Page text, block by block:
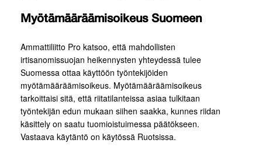
Myötämääräämisoikeus Suomeen
Ammattiliitto Pro katsoo, että mahdollisten
irtisanomissuojan heikennysten yhteydessä tulee
Suomessa ottaa käyttöön työntekijöiden
myötämääräämisoikeus. Myötämääräämisoikeus
tarkoittaisi sitä, että riitatilanteissa asiaa tulkitaan
työntekijän edun mukaan siihen saakka, kunnes riidan
käsittely on saatu tuomioistuimessa päätökseen.
Vastaava käytäntö on käytössä Ruotsissa.